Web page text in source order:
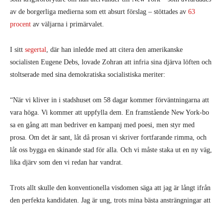
av de borgerliga medierna som ett absurt förslag – stöttades av 63
procent av väljarna i primärvalet.
I sitt segertal , där han inledde med att citera den amerikanske
socialisten Eugene Debs, lovade Zohran att infria sina djärva löften och
stoltserade med sina demokratiska socialistiska meriter:
“När vi kliver in i stadshuset om 58 dagar kommer förväntningarna att
vara höga. Vi kommer att uppfylla dem. En framstående New York-bo
sa en gång att man bedriver en kampanj med poesi, men styr med
prosa. Om det är sant, låt då prosan vi skriver fortfarande rimma, och
låt oss bygga en skinande stad för alla. Och vi måste staka ut en ny väg,
lika djärv som den vi redan har vandrat.
Trots allt skulle den konventionella visdomen säga att jag är långt ifrån
den perfekta kandidaten. Jag är ung, trots mina bästa ansträngningar att